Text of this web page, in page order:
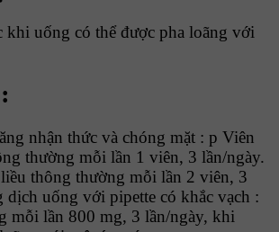
khi uống có thể được pha loãng với
nhận thức và chóng mặt : p Viên
thường mỗi lần 1 viên, 3 lần/ngày.
thông thường mỗi lần 2 viên, 3
dịch uống với pipette có khắc vạch :
mỗi lần 800 mg, 3 lần/ngày, khi